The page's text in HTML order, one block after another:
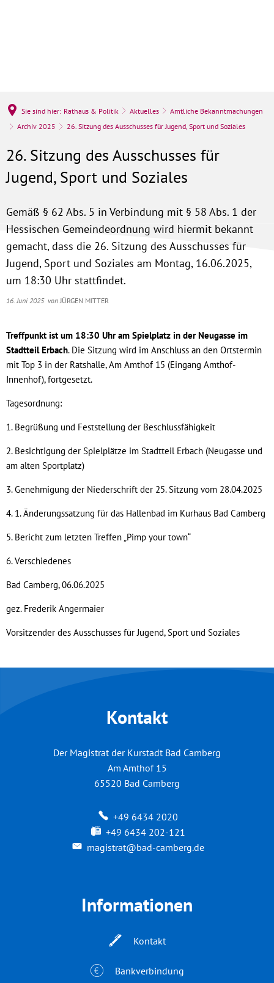
Sie sind hier: Rathaus & Politik Aktuelles
Amtliche Bekanntmachungen
Archiv 2025
26. Sitzung des Ausschusses für Jugend, Sport und Soziales
26. Sitzung des Ausschusses für
Jugend, Sport und Soziales
Gemäß § 62 Abs. 5 in Verbindung mit § 58 Abs. 1 der
Hessischen Gemeindeordnung wird hiermit bekannt
gemacht, dass die 26. Sitzung des Ausschusses für
Jugend, Sport und Soziales am Montag, 16.06.2025,
um 18:30 Uhr stattfindet.
16. Juni 2025 vonJÜRGEN MITTER
Treffpunkt ist um 18:30 Uhr am Spielplatz in der Neugasse im
Stadtteil Erbach. Die Sitzung wird im Anschluss an den Ortstermin
mit Top 3 in der Ratshalle, Am Amthof 15 (Eingang Amthof-
Innenhof), fortgesetzt.
Tagesordnung:
1. Begrüßung und Feststellung der Beschlussfähigkeit
2. Besichtigung der Spielplätze im Stadtteil Erbach (Neugasse und
am alten Sportplatz)
3. Genehmigung der Niederschrift der 25. Sitzung vom 28.04.2025
4. 1. Änderungssatzung für das Hallenbad im Kurhaus Bad Camberg
5. Bericht zum letzten Treffen „Pimp your town“
6. Verschiedenes
Bad Camberg, 06.06.2025
gez. Frederik Angermaier
Vorsitzender des Ausschusses für Jugend, Sport und Soziales
Kontakt
Der Magistrat der Kurstadt Bad Camberg
Am Amthof 15
65520 Bad Camberg
+49 6434 2020
+49 6434 202-121
magistrat@bad-camberg.de
Informationen
Kontakt
Bankverbindung